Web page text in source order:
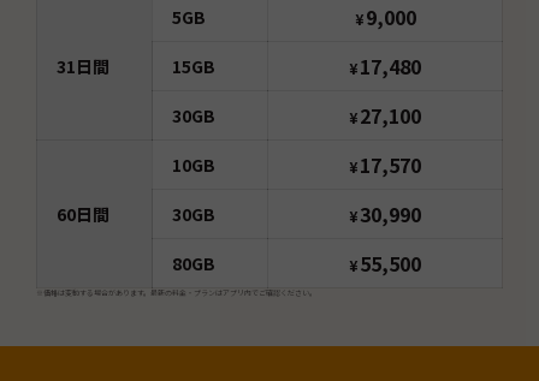
31日間
5GB ¥ 9,000
15GB ¥17,480
30GB ¥27,100
60日間
10GB ¥17,570
30GB ¥30,990
80GB ¥55,500
※価格は変動する場合があります。最新の料金・プランはアプリ内でご確認ください。